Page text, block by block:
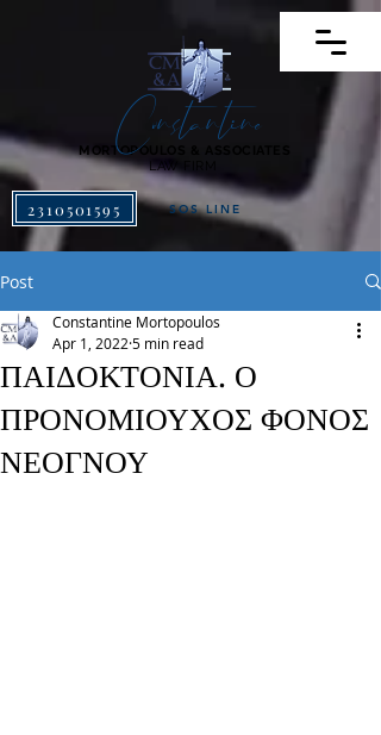
MORTOPOULOS & ASSOCIATES
LAW FIRM
2310501595 SOS LINE
Constantine
Post
ΠΑΙΔΟΚΤΟΝΙΑ. Ο
ΠΡΟΝΟΜΙΟΥΧΟΣ ΦΟΝΟΣ
ΝΕΟΓΝΟΥ
Constantine Mortopoulos
Apr 1, 2022 5 min read